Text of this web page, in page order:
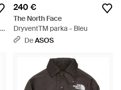
240 €
The North Face
DryventTM parka - Bleu
DeASOS